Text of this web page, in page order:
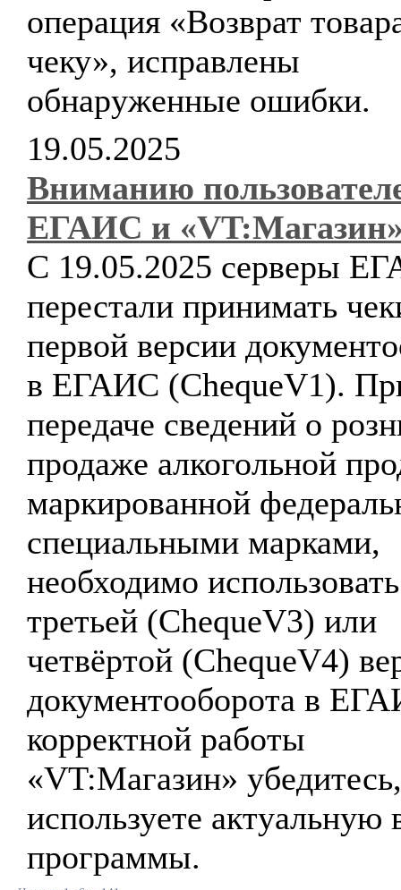
операция «Возврат
чеку», исправлены
обнаруженные ошибки.
19.05.2025
Вниманию
ЕГАИС и
С 19.05.2025 серверы
перестали принимать
первой версии
в ЕГАИС (ChequeV1).
передаче сведений о
продаже алкогольной
маркированной
специальными марками,
необходимо
третьей (ChequeV3) или
четвёртой (ChequeV4)
документооборота в
корректной работы
«VT:Магазин»
используете актуальную
программы.